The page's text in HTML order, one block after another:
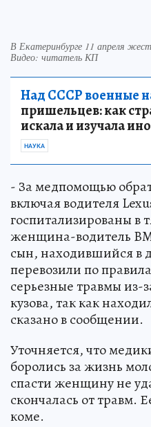
В Екатеринбурге 11 апреля
Видео: читатель КП
Над СССР военные
пришельцев: как
искала и изучала
НАУКА
- За медпомощью
включая водителя
госпитализированы в
женщина-водитель
сын, находившийся в
перевозили по
серьезные травмы
кузова, так как
сказано в сообщении.
Уточняется, что
боролись за жизнь
спасти женщину не
скончалась от
коме.